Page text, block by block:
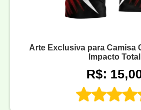
Arte Exclusiva para Camisa
Impacto Total
R$: